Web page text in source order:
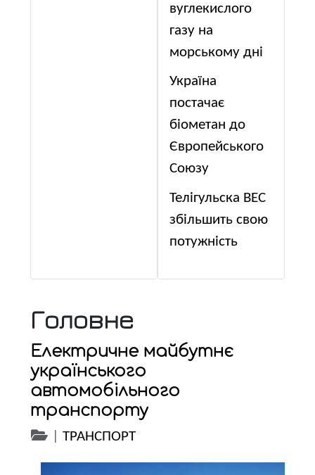
вуглекислого
газу на
морському дні
Україна
постачає
біометан до
Європейського
Союзу
Телігульска ВЕС
збільшить свою
потужність
Головне
Електричне майбутнє
українського
автомобільного
транспорту
|ТРАНСПОРТ